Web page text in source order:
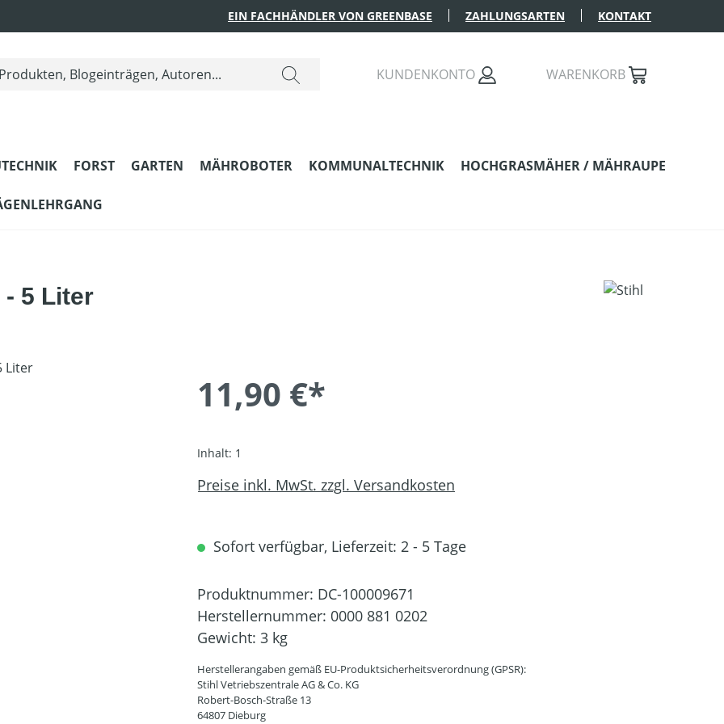
EIN FACHHÄNDLER VON GREENBASE ZAHLUNGSARTEN KONTAKT
KUNDENKONTO WARENKORB
FORST GARTEN MÄHROBOTER KOMMUNALTECHNIK HOCHGRASMÄHER / MÄHRAUPE
5 Liter
11,90 €*
Inhalt: 1
Preise inkl. MwSt. zzgl. Versandkosten
Sofort verfügbar, Lieferzeit: 2 - 5 Tage
Produktnummer: DC-100009671
Herstellernummer: 0000 881 0202
Gewicht: 3 kg
Herstellerangaben gemäß EU-Produktsicherheitsverordnung (GPSR):
Stihl Vetriebszentrale AG & Co. KG
Robert-Bosch-Straße 13
64807 Dieburg